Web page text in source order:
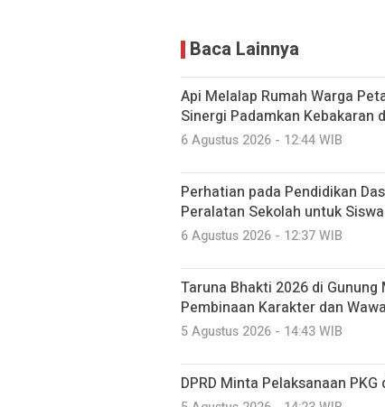
Baca Lainnya
Api Melalap Rumah Warga
Sinergi Padamkan Kebakaran
6 Agustus 2026 - 12:44 WIB
Perhatian pada Pendidikan
Peralatan Sekolah untuk Siswa
6 Agustus 2026 - 12:37 WIB
Taruna Bhakti 2026 di Gunung
Pembinaan Karakter dan
5 Agustus 2026 - 14:43 WIB
DPRD Minta Pelaksanaan